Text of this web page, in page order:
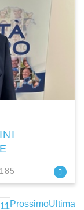
185
11ProssimoUltima